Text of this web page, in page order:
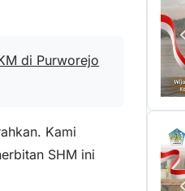
di Purworejo
Kami
SHM ini